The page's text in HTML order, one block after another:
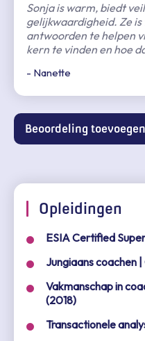
Sonja is warm, biedt
gelijkwaardigheid. Ze
antwoorden te helpen
kern te vinden en hoe
- Nanette
Beoordeling toevoegen
Opleidingen
ESIA Certified
Jungiaans coachen
Vakmanschap in
(2018)
Transactionele